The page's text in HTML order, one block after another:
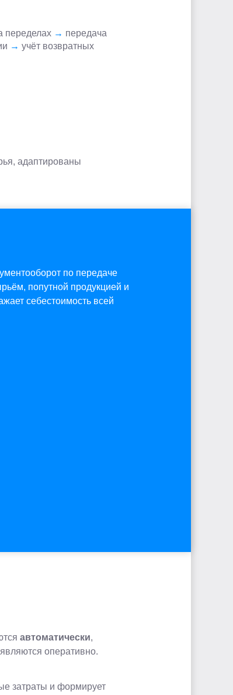
переделах → передача
→ учёт возвратных
адаптированы
по передаче
попутной продукцией и
себестоимость всей
автоматически,
оперативно.
затраты и формирует